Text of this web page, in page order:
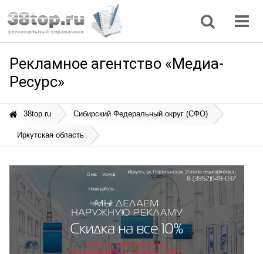
Рекламное агентство «Медиа-
Ресурс»
38top.ru Сибирский Федеральный округ (СФО)
Иркутская область